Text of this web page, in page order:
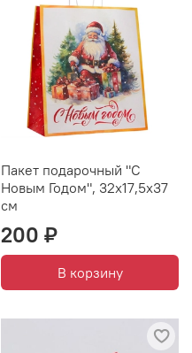
Пакет подарочный "С
Новым Годом", 32х17,5х37
см
200 ₽
В корзину